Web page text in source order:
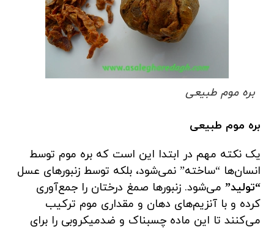
بره موم طبیعی
بره موم طبیعی
یک نکته مهم در ابتدا این است که بره موم توسط
انسان‌ها “ساخته” نمی‌شود، بلکه توسط زنبورهای عسل
“تولید” می‌شود. زنبورها صمغ درختان را جمع‌آوری
کرده و با آنزیم‌های دهان و مقداری موم ترکیب
می‌کنند تا این ماده چسبناک و ضدمیکروبی را برای